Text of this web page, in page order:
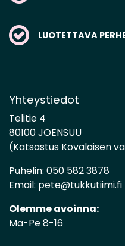
LUOTETTAVA
Yhteystiedot
Telitie 4
80100 JOENSUU
(Katsastus Kovalaisen
Puhelin: 050 582 3878
Email: pete@tukkutiimi.fi
Olemme avoinna:
Ma-Pe 8-16